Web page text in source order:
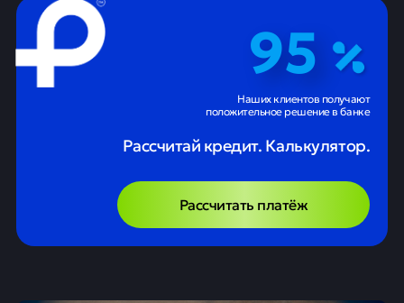
95
Наших клиентов получают
положительное решение в банке
Рассчитай кредит. Калькулятор.
Рассчитать платёж